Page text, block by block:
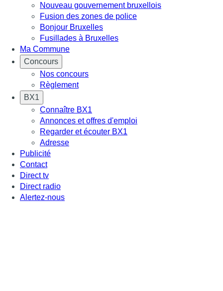
Nouveau gouvernement bruxellois
Fusion des zones de police
Bonjour Bruxelles
Fusillades à Bruxelles
Ma Commune
Concours
Nos concours
Règlement
BX1
Connaître BX1
Annonces et offres d'emploi
Regarder et écouter BX1
Adresse
Publicité
Contact
Direct tv
Direct radio
Alertez-nous